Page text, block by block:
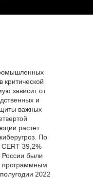
критической
зависит от
и
важных
растет
По
39,2%
были
программным
2022